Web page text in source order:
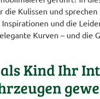
die Kulissen und
und die
Kurven – und die
Kind Ihr